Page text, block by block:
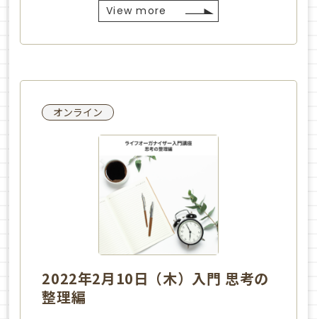
View more
オンライン
2022年2月10日（木）入門 思考の
整理編